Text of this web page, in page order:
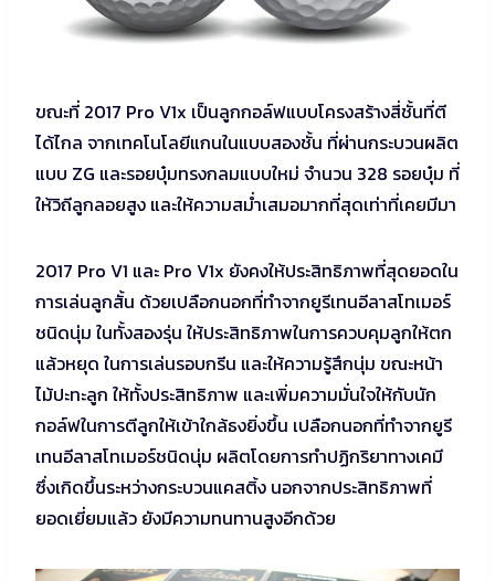
ขณะที่ 2017 Pro V1x เป็นลูกกอล์ฟแบบโครงสร้างสี่ชั้นที่ตี
ได้ไกล จากเทคโนโลยีแกนในแบบสองชั้น ที่ผ่านกระบวนผลิต
แบบ ZG และรอยบุ๋มทรงกลมแบบใหม่ จำนวน 328 รอยบุ๋ม ที่
ให้วิถีลูกลอยสูง และให้ความสม่ำเสมอมากที่สุดเท่าที่เคยมีมา
2017 Pro V1 และ Pro V1x ยังคงให้ประสิทธิภาพที่สุดยอดใน
การเล่นลูกสั้น ด้วยเปลือกนอกที่ทำจากยูรีเทนอีลาสโทเมอร์
ชนิดนุ่ม ในทั้งสองรุ่น ให้ประสิทธิภาพในการควบคุมลูกให้ตก
แล้วหยุด ในการเล่นรอบกรีน และให้ความรู้สึกนุ่ม ขณะหน้า
ไม้ปะทะลูก ให้ทั้งประสิทธิภาพ และเพิ่มความมั่นใจให้กับนัก
กอล์ฟในการตีลูกให้เข้าใกล้ธงยิ่งขึ้น เปลือกนอกที่ทำจากยูรี
เทนอีลาสโทเมอร์ชนิดนุ่ม ผลิตโดยการทำปฏิกริยาทางเคมี
ซึ่งเกิดขึ้นระหว่างกระบวนแคสติ้ง นอกจากประสิทธิภาพที่
ยอดเยี่ยมแล้ว ยังมีความทนทานสูงอีกด้วย